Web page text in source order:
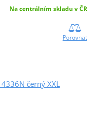
Na centrálním skladu v ČR
Porovnat
černý XXL